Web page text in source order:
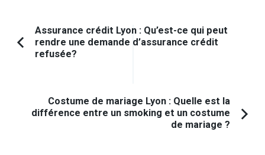
Navigation
d'article
Article
Assurance crédit Lyon : Qu’est-ce qui peut
rendre une demande d’assurance crédit
refusée?
Costume de mariage Lyon : Quelle est la
différence entre un smoking et un costume
de mariage ?